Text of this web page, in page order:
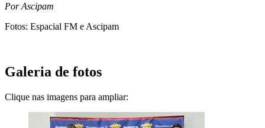
Por Ascipam
Fotos: Espacial FM e Ascipam
Galeria de fotos
Clique nas imagens para ampliar: